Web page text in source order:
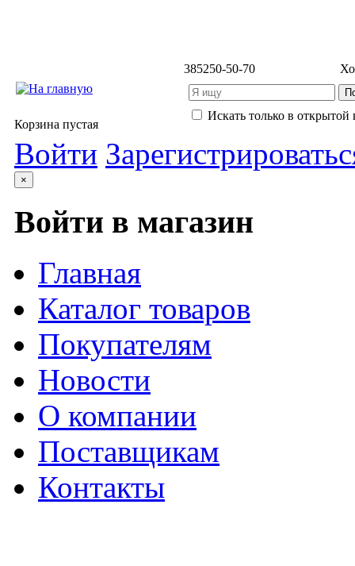
385250-50-70
Искать только в открытой
Корзина пустая
Войти
×
Войти в магазин
Главная
Каталог товаров
Покупателям
Новости
О компании
Поставщикам
Контакты